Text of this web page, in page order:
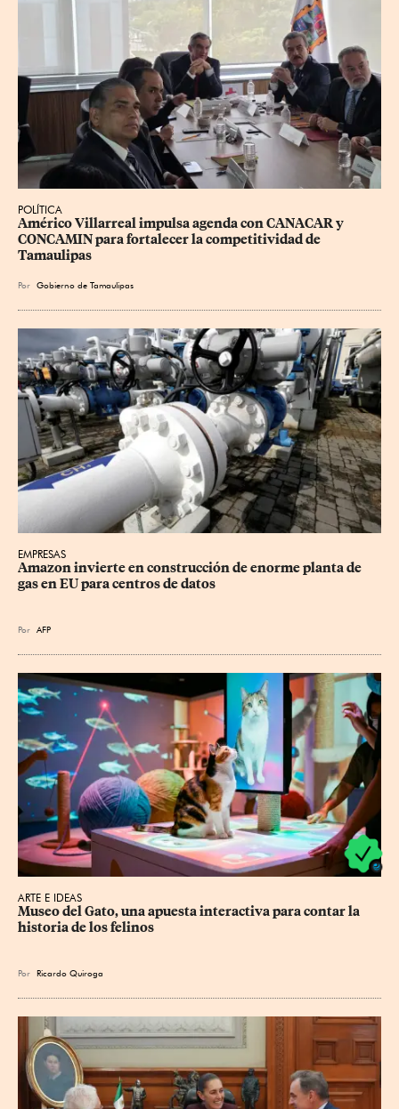
POLÍTICA
Américo Villarreal impulsa agenda con CANACAR y
CONCAMIN para fortalecer la competitividad de
Tamaulipas
Por Gobierno de Tamaulipas
EMPRESAS
Amazon invierte en construcción de enorme planta de
gas en EU para centros de datos
Por AFP
ARTE E IDEAS
Museo del Gato, una apuesta interactiva para contar la
historia de los felinos
Por Ricardo Quiroga